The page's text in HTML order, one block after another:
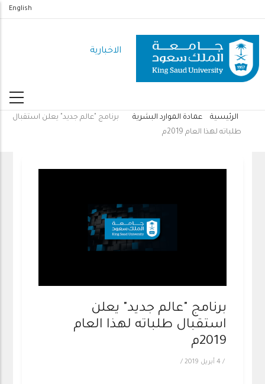
المحتوى
الرئيسي
English
الاخبارية
مسار
الرئيسية عمادة الموارد البشرية
برنامج "عالم جديد" يعلن استقبال
طلباته لهذا العام 2019م
برنامج "عالم جديد" يعلن
استقبال طلباته لهذا العام
2019م
/4 أبريل 2019 /